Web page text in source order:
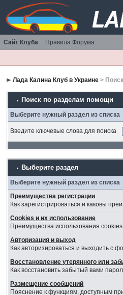
Сайт Клуба Правила Форума
Лада Калина Клуб в Украине >
Поиск по разделам помощи
Выберите нужный раздел из списка
Введите ключевые слова для поиска
Выберите раздел
Выберите нужный раздел из списка
Преимущества регистрации
Как зарегистрироваться и каковы
Cookies и их использование
Преимущества использования
Авторизация и выход
Как авторизироваться и выходить с
Восстановление утерянного или
Как восстановить забытый вами
Размещение сообщений
Пояснение к функциям, доступным